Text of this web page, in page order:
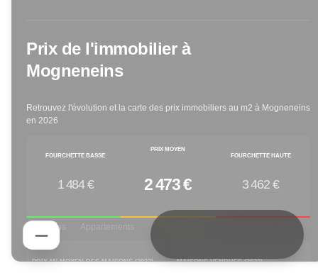
Prix de l'immobilier à
Mogneneins
Retrouvez l'évolution et la carte des prix immobiliers au m2 à Mogneneins
en 2026
FOURCHETTE BASSE
1 484 €
PRIX MOYEN
2 473 €
FOURCHETTE HAUTE
3 462 €
Maisons Appartements
PRIX M² MOYEN DES MAISONS (2023) MAISONS VENDUES (2023)